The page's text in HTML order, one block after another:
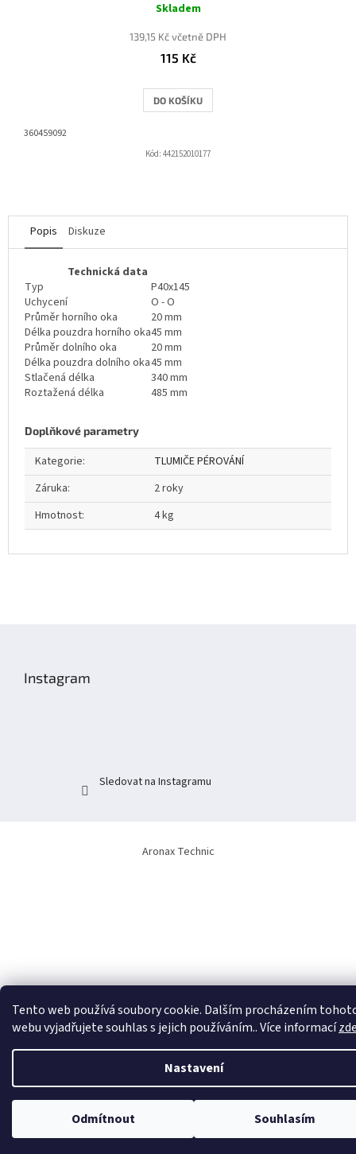
Tento web používá soubory cookie. Dalším procházením
webu vyjadřujete souhlas s jejich používáním.. Více informací
Nastavení
Odmítnout Souhlasím
Skladem
139,15 Kč včetně DPH
115 Kč
DO KOŠÍKU
360459092
Kód: 442152010177
Popis Diskuze
Technická data
Typ
P40x145
Uchycení
O - O
Průměr horního oka
20 mm
Délka pouzdra horního oka45 mm
Průměr dolního oka
20 mm
Délka pouzdra dolního oka45 mm
Stlačená délka
340 mm
Roztažená délka
485 mm
Doplňkové parametry
Kategorie:
TLUMIČE PÉROVÁNÍ
Záruka:
2 roky
Hmotnost: 4 kg
Instagram
Sledovat na Instagramu
Aronax Technic